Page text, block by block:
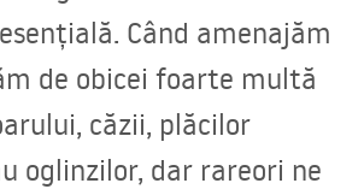
Când amenajăm
de obicei foarte multă
căzii, plăcilor
oglinzilor, dar rareori ne